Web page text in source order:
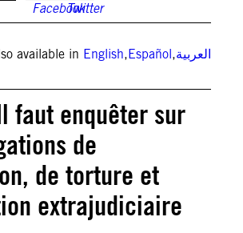
available in English,Español,العربية
faut enquêter sur
de
de torture et
extrajudiciaire